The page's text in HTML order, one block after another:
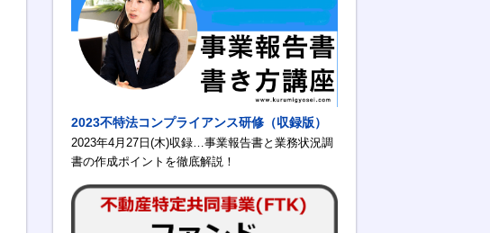
2023不特法コンプライアンス研修（収録版）
2023年4月27日(木)収録…事業報告書と業務状況調
書の作成ポイントを徹底解説！